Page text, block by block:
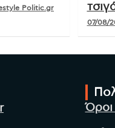
Politic.gr
07/08/
Όροι